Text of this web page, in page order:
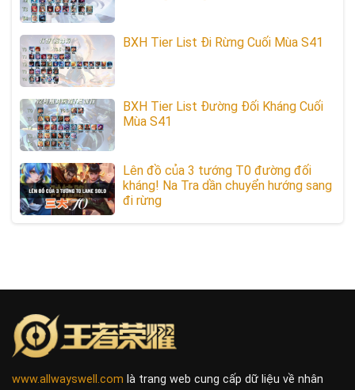
BXH Tier List Đi Rừng Cuối Mùa S41
BXH Tier List Đường Đối Kháng Cuối
Mùa S41
Lên đồ của 3 tướng T0 đường đối
kháng! Na Tra dần chuyển hướng sang
đi rừng
www.allwayswell.com là trang web cung cấp dữ liệu về nhân